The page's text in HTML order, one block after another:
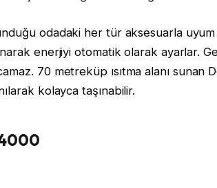
odadaki her tür aksesuarla uyum
enerjiyi otomatik olarak ayarlar.
70 metreküp ısıtma alanı sunan
kolayca taşınabilir.